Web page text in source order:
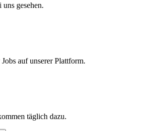
gesehen.
auf unserer Plattform.
täglich dazu.